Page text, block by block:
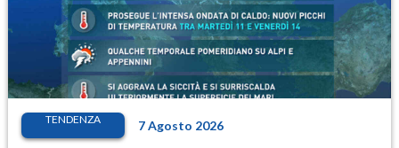
TENDENZA 7 Agosto 2026